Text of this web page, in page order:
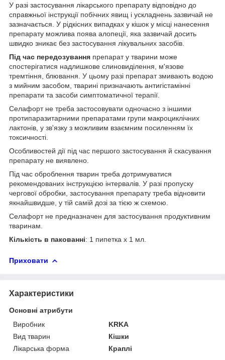
У разі застосування лікарського препарату відповідно до
справжньої інструкції побічних явищ і ускладнень зазвичай не
зазначається. У рідкісних випадках у кішок у місці нанесення
препарату можлива поява алопеції, яка зазвичай досить
швидко зникає без застосування лікувальних засобів.
Під час передозування препарат у тварини може
спостерігатися надлишкове слиновиділення, м'язове
тремтіння, блювання. У цьому разі препарат змивають водою
з мийним засобом, тварині призначають антигістамінні
препарати та засоби симптоматичної терапії.
Селафорт не треба застосовувати одночасно з іншими
протипаразитарними препаратами групи макроциклічних
лактонів, у зв'язку з можливим взаємним посиленням їх
токсичності.
Особливостей дії під час першого застосування й скасування
препарату не виявлено.
Під час оброблення тварин треба дотримуватися
рекомендованих інструкцією інтервалів. У разі пропуску
чергової обробки, застосування препарату треба відновити
якнайшвидше, у тій самій дозі за тією ж схемою.
Селафорт не предназначен для застосування продуктивним
тваринам.
Кількість в пакованні: 1 пипетка х 1 мл.
Приховати
Характеристики
Основні атрибути
Виробник
KRKA
Вид тварин
Кішки
Лікарська форма
Краплі